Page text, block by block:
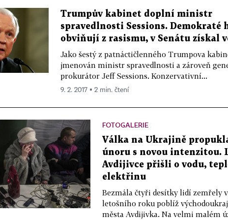
Trumpův kabinet doplní ministr
spravedlnosti Sessions. Demokraté
obviňují z rasismu, v Senátu získal
Jako šestý z patnáctičlenného Trumpova
jmenován ministr spravedlnosti a zároveň
prokurátor Jeff Sessions. Konzervativní...
9. 2. 2017 ▪ 2 min. čtení
FOTOGALERIE
Válka na Ukrajině
únoru s novou intenzitou.
Avdijivce přišli o vodu,
elektřinu
Bezmála čtyři desítky lidí zemřely
letošního roku poblíž
města Avdijivka. Na velmi malém